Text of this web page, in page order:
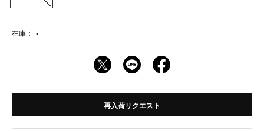
在庫： ×
再入荷リクエスト